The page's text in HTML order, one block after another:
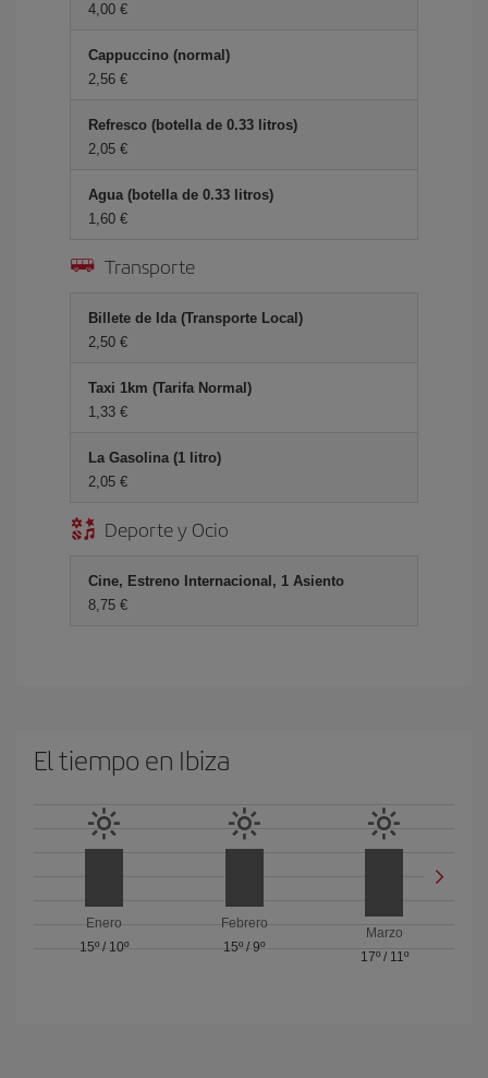
4,00 €
Cappuccino (normal)
2,56 €
Refresco (botella de 0.33 litros)
2,05 €
Agua (botella de 0.33 litros)
1,60 €
Transporte
Billete de Ida (Transporte Local)
2,50 €
Taxi 1km (Tarifa Normal)
1,33 €
La Gasolina (1 litro)
2,05 €
Deporte y Ocio
Cine, Estreno Internacional, 1 Asiento
8,75 €
El tiempo en Ibiza
Enero
15º/ 10º
Febrero
15º / 9º
Marzo
17º/ 11º